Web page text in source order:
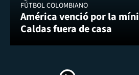
FÚTBOL COLOMBIANO
América venció por la
Caldas fuera de casa